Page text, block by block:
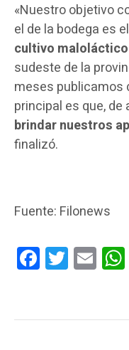
«Nuestro objetivo
el de la bodega es
cultivo
sudeste de la
meses publicamos
principal es que, de
brindar nuestros
finalizó.
Fuente: Filonews
FacebookTwitterEmail